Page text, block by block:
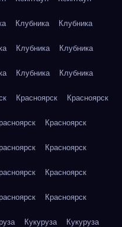
Клубника Клубника
Клубника Клубника
Клубника Клубника
Красноярск Красноярск
Красноярск
Красноярск
Красноярск
Красноярск
Кукуруза Кукуруза